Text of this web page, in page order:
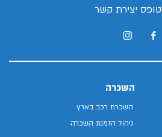
טופס יצירת קשר
השכרה
השכרת רכב בארץ
ניהול הזמנת השכרה